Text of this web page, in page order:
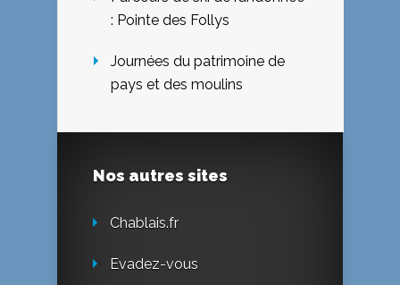
: Pointe des Follys
Journées du patrimoine de
pays et des moulins
Nos autres sites
Chablais.fr
Evadez-vous